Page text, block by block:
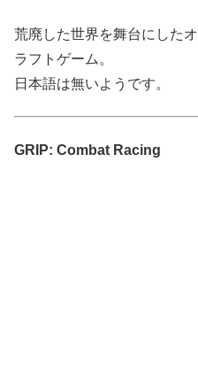
荒廃した世界を舞台にした
ラフトゲーム。
日本語は無いようです。
GRIP: Combat Racing